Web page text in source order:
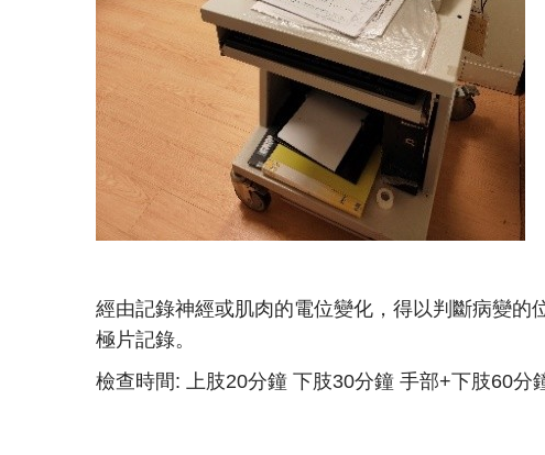
經由記錄神經或肌肉的電位變化，得以判斷病變
極片記錄。
檢查時間: 上肢20分鐘 下肢30分鐘 手部+下肢60分